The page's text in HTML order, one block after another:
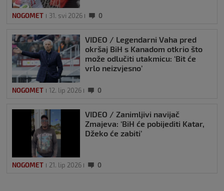
NOGOMET 31. svi 2026 0
VIDEO / Legendarni Vaha pred
okršaj BiH s Kanadom otkrio što
može odlučiti utakmicu: ‘Bit će
vrlo neizvjesno’
NOGOMET 12. lip 2026 0
VIDEO / Zanimljivi navijač
Zmajeva: ‘BiH će pobijediti Katar,
Džeko će zabiti’
NOGOMET 21. lip 2026 0